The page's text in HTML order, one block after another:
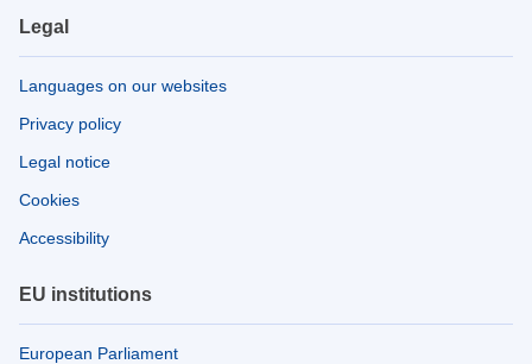
Legal
Languages on our websites
Privacy policy
Legal notice
Cookies
Accessibility
EU institutions
European Parliament